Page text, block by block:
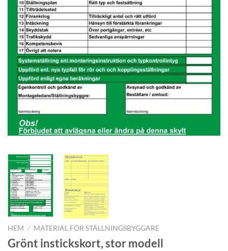
HEM / MATERIAL FÖR STÄLLNINGSBYGGARE
Grönt instickskort, stor modell